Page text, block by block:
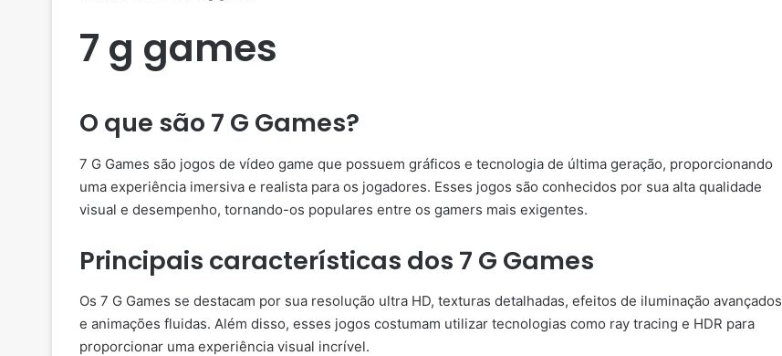
7 g games
O que são 7 G Games?
7 G Games são jogos de vídeo game que possuem gráficos e tecnologia de última geração, proporcionando
uma experiência imersiva e realista para os jogadores. Esses jogos são conhecidos por sua alta qualidade
visual e desempenho, tornando-os populares entre os gamers mais exigentes.
Principais características dos 7 G Games
Os 7 G Games se destacam por sua resolução ultra HD, texturas detalhadas, efeitos de iluminação avançados
e animações fluidas. Além disso, esses jogos costumam utilizar tecnologias como ray tracing e HDR para
proporcionar uma experiência visual incrível.